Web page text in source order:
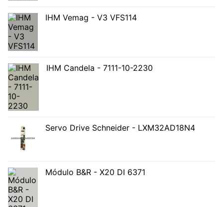
IHM Vemag - V3 VFS114
IHM Candela - 7111-10-2230
Servo Drive Schneider - LXM32AD18N4
Módulo B&R - X20 DI 6371